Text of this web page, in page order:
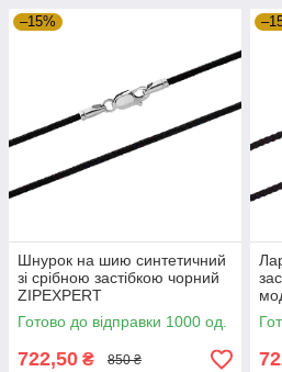
–15%
Шнурок на шию синтетичний
зі срібною застібкою чорний
ZIPEXPERT
Готово до відправки 1000 од.
722,50 ₴ 850 ₴